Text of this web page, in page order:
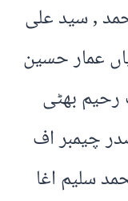
, سید علی
عمار حسین
بھٹی
چیمبر اف
سلیم اغا